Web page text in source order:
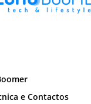
e Contactos